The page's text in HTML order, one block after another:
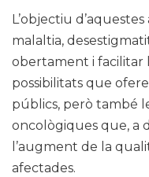
L’objectiu
malaltia,
obertament i facilitar
possibilitats que
públics, però també
oncològiques que, a
l’augment de la
afectades.